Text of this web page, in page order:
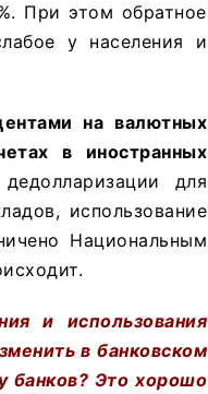
При этом обратное
у населения и
на валютных
в иностранных
для
использование
Национальным
и использования
в банковском
банков? Это хорошо